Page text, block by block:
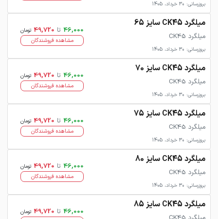
بروزرسانی: 30 خرداد، 1405
میلگرد CK45 سایز 65
میلگرد CK45
بروزرسانی: 30 خرداد، 1405
46,000 تا 49,720 تومان
مشاهده فروشندگان
میلگرد CK45 سایز 70
میلگرد CK45
بروزرسانی: 30 خرداد، 1405
46,000 تا 49,720 تومان
مشاهده فروشندگان
میلگرد CK45 سایز 75
میلگرد CK45
بروزرسانی: 30 خرداد، 1405
46,000 تا 49,720 تومان
مشاهده فروشندگان
میلگرد CK45 سایز 80
میلگرد CK45
بروزرسانی: 30 خرداد، 1405
46,000 تا 49,720 تومان
مشاهده فروشندگان
میلگرد CK45 سایز 85
46,000 تا 49,720 تومان